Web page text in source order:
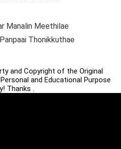
Manalin Meethilae
Thonikkuthae
and Copyright of the Original
and Educational Purpose
Thanks .